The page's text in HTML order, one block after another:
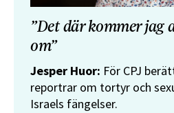
”Det där kommer jag
om”
Jesper Huor: För CPJ
reportrar om tortyr och
Israels fängelser.